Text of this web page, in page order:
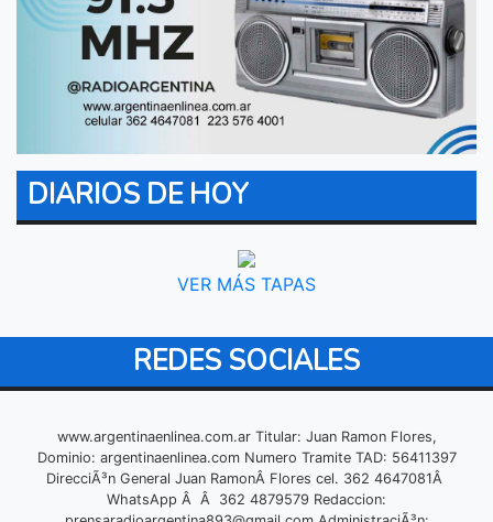
DIARIOS DE HOY
VER MÁS TAPAS
REDES SOCIALES
www.argentinaenlinea.com.ar Titular: Juan Ramon Flores,
Dominio: argentinaenlinea.com Numero Tramite TAD: 56411397
DirecciÃ³n General Juan RamonÂ Flores cel. 362 4647081Â
WhatsApp Â Â 362 4879579 Redaccion: